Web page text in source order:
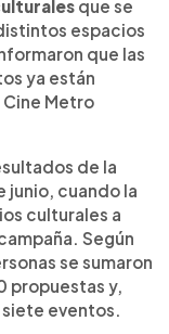
de
primeras tres
el sitio web
directamente
que se
espacios
que las
ya están
Cine Metro
de la
junio, cuando la
culturales a
Según
se sumaron
propuestas y,
eventos.